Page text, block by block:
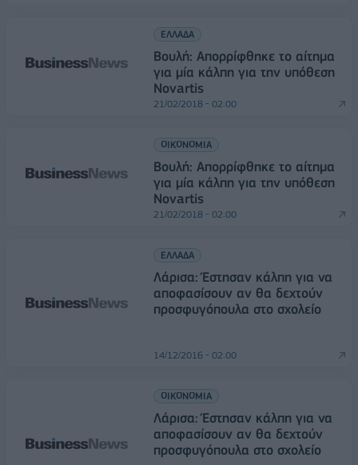
ΕΛΛΑΔΑ
Βουλή: Απορρίφθηκε το αίτημα
για μία κάλπη για την υπόθεση
Novartis
21/02/2018 - 02:00
ΟΙΚΟΝΟΜΙΑ
Βουλή: Απορρίφθηκε το αίτημα
για μία κάλπη για την υπόθεση
Novartis
21/02/2018 - 02:00
ΕΛΛΑΔΑ
Λάρισα: Έστησαν κάλπη για να
αποφασίσουν αν θα δεχτούν
προσφυγόπουλα στο σχολείο
14/12/2016 - 02:00
ΟΙΚΟΝΟΜΙΑ
Λάρισα: Έστησαν κάλπη για να
αποφασίσουν αν θα δεχτούν
προσφυγόπουλα στο σχολείο